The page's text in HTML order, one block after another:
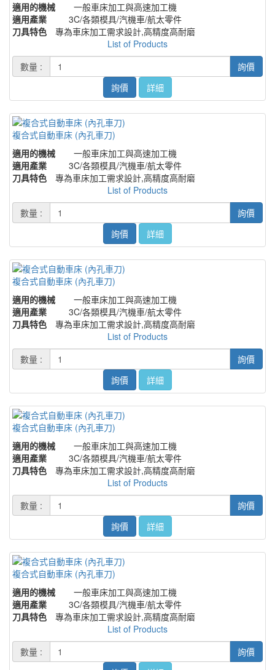
適用的機械
一般車床加工與高速加工機
適用產業
3C/各類模具/汽機車/航太零件
刀具特色
專為車床加工需求設計,高精度高耐磨
List of Products
數量 :
詢價
詢價
詳細
複合式自動車床 (內孔車刀)
適用的機械
一般車床加工與高速加工機
適用產業
3C/各類模具/汽機車/航太零件
刀具特色
專為車床加工需求設計,高精度高耐磨
List of Products
數量 :
詢價
詢價
詳細
複合式自動車床 (內孔車刀)
適用的機械
一般車床加工與高速加工機
適用產業
3C/各類模具/汽機車/航太零件
刀具特色
專為車床加工需求設計,高精度高耐磨
List of Products
數量 :
詢價
詢價
詳細
複合式自動車床 (內孔車刀)
適用的機械
一般車床加工與高速加工機
適用產業
3C/各類模具/汽機車/航太零件
刀具特色
專為車床加工需求設計,高精度高耐磨
List of Products
數量 :
詢價
詢價
詳細
複合式自動車床 (內孔車刀)
適用的機械
一般車床加工與高速加工機
適用產業
3C/各類模具/汽機車/航太零件
刀具特色
專為車床加工需求設計,高精度高耐磨
List of Products
數量 :
詢價